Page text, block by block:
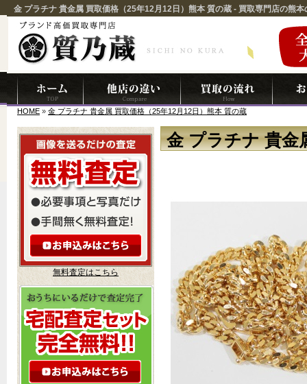
金 プラチナ 貴金属 買取価格（25年12月12日）熊本 質の蔵 - 買取専門店の熊本
HOME » 金 プラチナ 貴金属 買取価格（25年12月12日）熊本 質の蔵
金 プラチナ 貴金
無料査定はこちら